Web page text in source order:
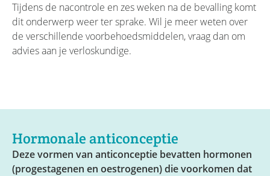
Tijdens de nacontrole en zes weken na de bevalling komt
dit onderwerp weer ter sprake. Wil je meer weten over
de verschillende voorbehoedsmiddelen, vraag dan om
advies aan je verloskundige.
Hormonale anticonceptie
Deze vormen van anticonceptie bevatten hormonen
(progestagenen en oestrogenen) die voorkomen dat